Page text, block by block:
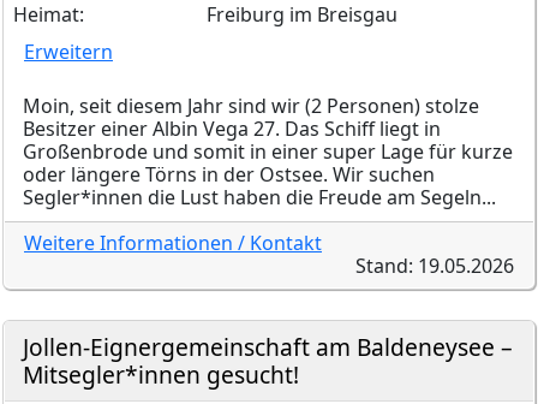
Heimat:
Freiburg im Breisgau
Erweitern
Moin, seit diesem Jahr sind wir (2 Personen) stolze
Besitzer einer Albin Vega 27. Das Schiff liegt in
Großenbrode und somit in einer super Lage für kurze
oder längere Törns in der Ostsee. Wir suchen
Segler*innen die Lust haben die Freude am Segeln...
Weitere Informationen / Kontakt
Stand: 19.05.2026
Jollen-Eignergemeinschaft am Baldeneysee –
Mitsegler*innen gesucht!